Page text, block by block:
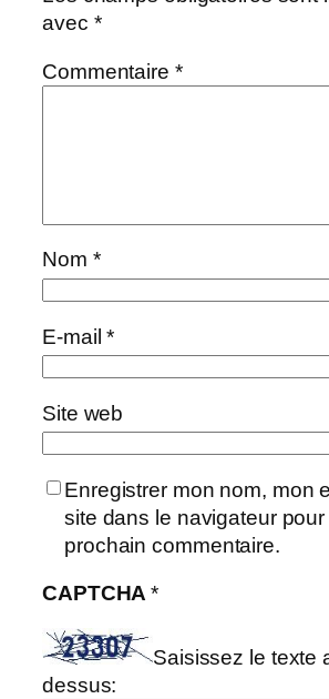
avec *
Commentaire *
Nom *
E-mail*
Site web
Enregistrer mon nom, mon
site dans le navigateur pour
prochain commentaire.
CAPTCHA*
Saisissez le texte
dessus: